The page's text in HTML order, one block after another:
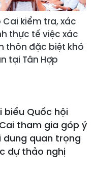
Cai kiểm tra, xác
thực tế việc xác
thôn đặc biệt khó
tại Tân Hợp
biểu Quốc hội
tham gia góp ý
dung quan trọng
dự thảo nghị